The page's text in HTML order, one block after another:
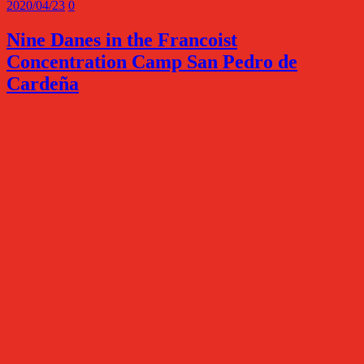
2020/04/23 0
Nine Danes in the Francoist
Concentration Camp San Pedro de
Cardeña